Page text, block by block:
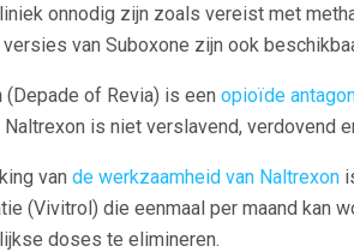
onnodig zijn zoals vereist met
van Suboxone zijn ook
(Depade of Revia) is een opioïde
Naltrexon is niet verslavend, verdovend
van de werkzaamheid van Naltrexon
(Vivitrol) die eenmaal per maand kan
doses te elimineren.